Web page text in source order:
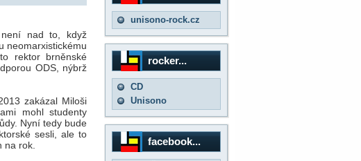
není nad to, když
neomarxistickému
rektor brněnské
ODS, nýbrž
zakázal Miloši
mohl studenty
Nyní tedy bude
sesli, ale to
na rok.
unisono-rock.cz
rocker...
CD
Unisono
facebook...